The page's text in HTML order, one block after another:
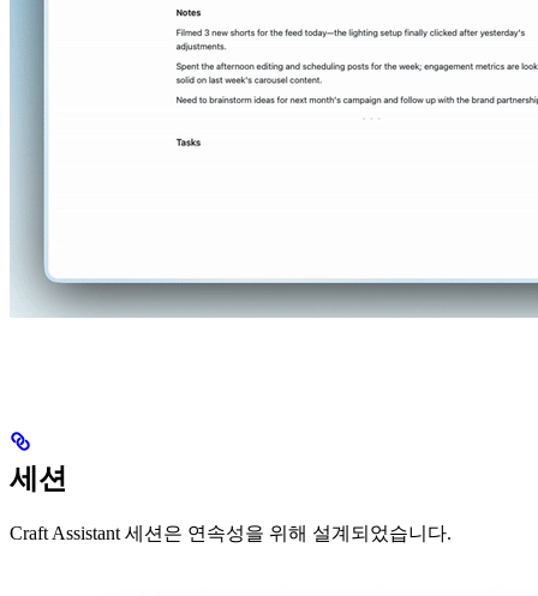
세션
Craft Assistant 세션은 연속성을 위해 설계되었습니다.